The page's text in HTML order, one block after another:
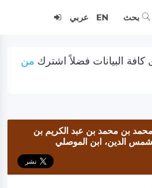
بحث EN عربي
البيانات فضلاً اشترك من
بن محمد بن عبد الكريم بن
الدين، ابن الموصلي